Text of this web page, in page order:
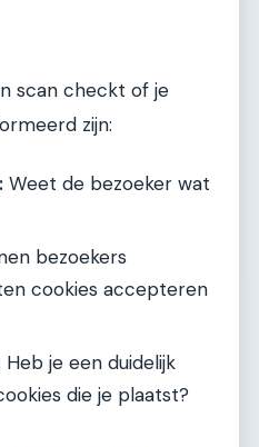
scan checkt of je
zijn:
Weet de bezoeker wat
bezoekers
cookies accepteren
Heb je een duidelijk
die je plaatst?